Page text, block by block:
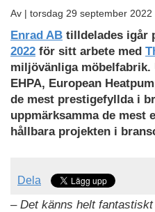
Av | torsdag 29 september 2022
Enrad AB tilldelades igår
2022 för sitt arbete med
miljövänliga möbelfabrik.
EHPA, European
de mest prestigefyllda i
uppmärksamma de mest
hållbara projekten i
Dela
– Det känns helt